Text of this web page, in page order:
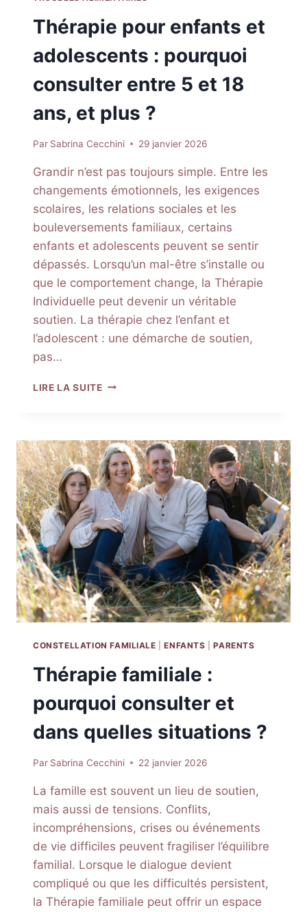
Thérapie pour enfants et
adolescents : pourquoi
consulter entre 5 et 18
ans, et plus ?
Par Sabrina Cecchini 29 janvier 2026
Grandir n’est pas toujours simple. Entre les
changements émotionnels, les exigences
scolaires, les relations sociales et les
bouleversements familiaux, certains
enfants et adolescents peuvent se sentir
dépassés. Lorsqu’un mal-être s’installe ou
que le comportement change, la Thérapie
Individuelle peut devenir un véritable
soutien. La thérapie chez l’enfant et
l’adolescent : une démarche de soutien,
pas…
LIRE LA SUITETHÉRAPIE
ADOLESCENTS
:
POURQUOI
CONSULTER
ENTRE
5
ET
ANS,
ET
PLUS
?
CONSTELLATION FAMILIALE |ENFANTS |PARENTS
Thérapie familiale :
pourquoi consulter et
dans quelles situations ?
Par Sabrina Cecchini 22 janvier 2026
La famille est souvent un lieu de soutien,
mais aussi de tensions. Conflits,
incompréhensions, crises ou événements
de vie difficiles peuvent fragiliser l’équilibre
familial. Lorsque le dialogue devient
compliqué ou que les difficultés persistent,
la Thérapie familiale peut offrir un espace